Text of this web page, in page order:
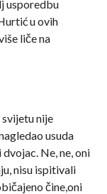
usporedbu
u ovih
liče na
nije
usuda
Ne, ne, oni
nisu ispitivali
čine,oni